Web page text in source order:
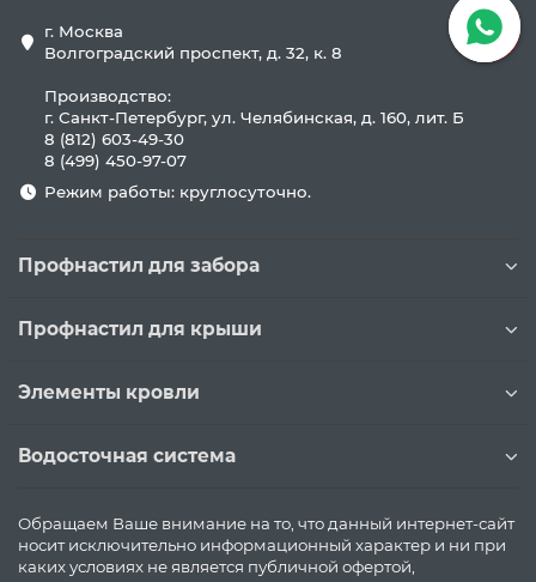
г. Москва
Волгоградский проспект, д. 32, к. 8
Производство:
г. Санкт-Петербург, ул. Челябинская, д. 160, лит. Б
8 (812) 603-49-30
8 (499) 450-97-07
Режим работы: круглосуточно.
Профнастил для забора
Профнастил для крыши
Элементы кровли
Водосточная система
Обращаем Ваше внимание на то, что данный интернет-сайт
носит исключительно информационный характер и ни при
каких условиях не является публичной офертой,